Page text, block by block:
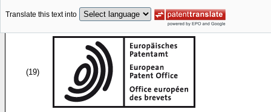
Translate this text into
(19)